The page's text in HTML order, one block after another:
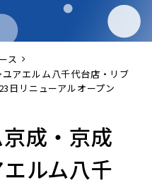
ス
アエルム八千代台店・リブ
日リニューアルオープン
成・京成
ルム八千